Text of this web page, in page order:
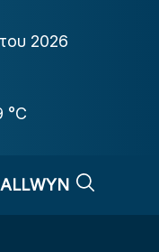
2026
°C
ALLWYN